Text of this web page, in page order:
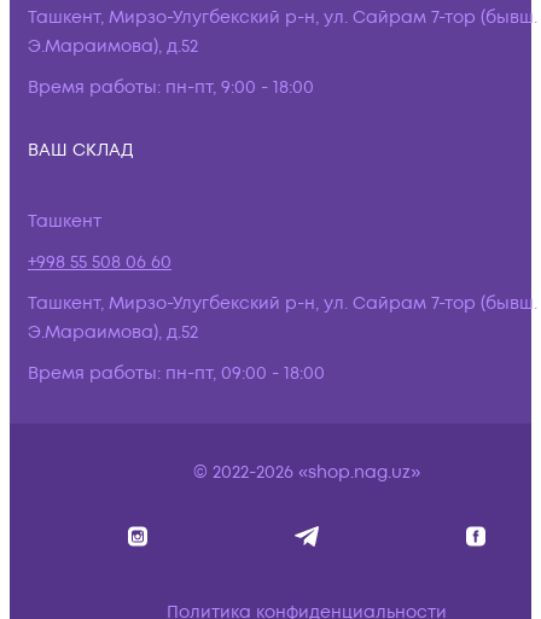
Ташкент, Мирзо-Улугбекский р-н, ул. Сайрам 7-тор (бывш.
Э.Мараимова), д.52
Время работы: пн-пт, 9:00 - 18:00
ВАШ СКЛАД
Ташкент
+998 55 508 06 60
Ташкент, Мирзо-Улугбекский р-н, ул. Сайрам 7-тор (бывш.
Э.Мараимова), д.52
Время работы: пн-пт, 09:00 - 18:00
© 2022-2026 «shop.nag.uz»
Политика конфиденциальности